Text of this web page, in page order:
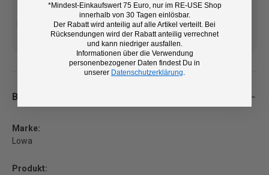
Kostenlose Lieferung ab 100
€ (DE/AT)
14 Tage Rückgaberecht und
kostenlose Retoure
Beschreibung
Marke:
Lowa
Produkt:
*Mindest-Einkaufswert 75 Euro, nur im RE-USE Shop
innerhalb von 30 Tagen einlösbar.
Der Rabatt wird anteilig auf alle Artikel verteilt. Bei
Rücksendungen wird der Rabatt anteilig verrechnet
und kann niedriger ausfallen.
Informationen über die Verwendung
personenbezogener Daten findest Du in
unserer Datenschutzerklärung